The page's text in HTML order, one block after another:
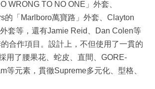
WRONG TO NO ONE」外套、
的「Marlboro萬寶路」外套、Clayton
套等，還有Jamie Reid、Dan Colen等
合作項目。設計上，不但使用了一貫的
用了腰果花、蛇皮、直間、GORE-
等元素，貫徹Supreme多元化、型格、